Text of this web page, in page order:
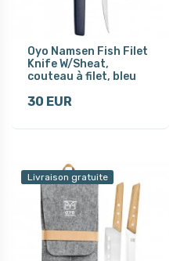
Oyo Namsen Fish Filet
Knife W/Sheat,
couteau à filet, bleu
30 EUR
Livraison gratuite